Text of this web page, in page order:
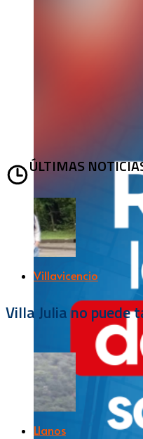
ÚLTIMAS
Villavicencio
Villa Julia no puede
Llanos